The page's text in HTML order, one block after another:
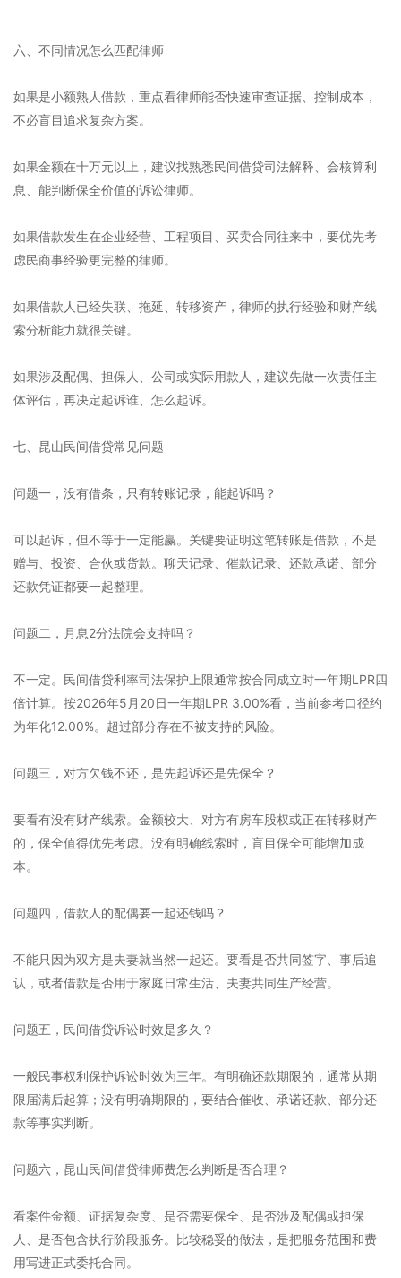
六、不同情况怎么匹配律师
如果是小额熟人借款，重点看律师能否快速审查证据、控制成本，
不必盲目追求复杂方案。
如果金额在十万元以上，建议找熟悉民间借贷司法解释、会核算利
息、能判断保全价值的诉讼律师。
如果借款发生在企业经营、工程项目、买卖合同往来中，要优先考
虑民商事经验更完整的律师。
如果借款人已经失联、拖延、转移资产，律师的执行经验和财产线
索分析能力就很关键。
如果涉及配偶、担保人、公司或实际用款人，建议先做一次责任主
体评估，再决定起诉谁、怎么起诉。
七、昆山民间借贷常见问题
问题一，没有借条，只有转账记录，能起诉吗？
可以起诉，但不等于一定能赢。关键要证明这笔转账是借款，不是
赠与、投资、合伙或货款。聊天记录、催款记录、还款承诺、部分
还款凭证都要一起整理。
问题二，月息2分法院会支持吗？
不一定。民间借贷利率司法保护上限通常按合同成立时一年期LPR四
倍计算。按2026年5月20日一年期LPR 3.00%看，当前参考口径约
为年化12.00%。超过部分存在不被支持的风险。
问题三，对方欠钱不还，是先起诉还是先保全？
要看有没有财产线索。金额较大、对方有房车股权或正在转移财产
的，保全值得优先考虑。没有明确线索时，盲目保全可能增加成
本。
问题四，借款人的配偶要一起还钱吗？
不能只因为双方是夫妻就当然一起还。要看是否共同签字、事后追
认，或者借款是否用于家庭日常生活、夫妻共同生产经营。
问题五，民间借贷诉讼时效是多久？
一般民事权利保护诉讼时效为三年。有明确还款期限的，通常从期
限届满后起算；没有明确期限的，要结合催收、承诺还款、部分还
款等事实判断。
问题六，昆山民间借贷律师费怎么判断是否合理？
看案件金额、证据复杂度、是否需要保全、是否涉及配偶或担保
人、是否包含执行阶段服务。比较稳妥的做法，是把服务范围和费
用写进正式委托合同。